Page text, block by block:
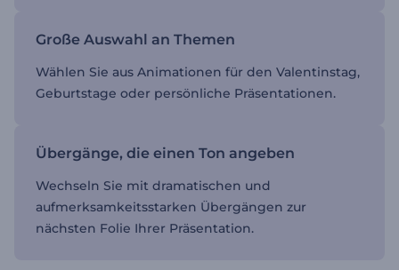
Große Auswahl an Themen
Wählen Sie aus Animationen für den Valentinstag,
Geburtstage oder persönliche Präsentationen.
Übergänge, die einen Ton angeben
Wechseln Sie mit dramatischen und
aufmerksamkeitsstarken Übergängen zur
nächsten Folie Ihrer Präsentation.